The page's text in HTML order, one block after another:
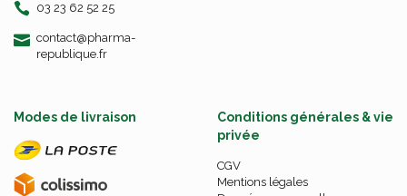
03 23 62 52 25
contact-
@-
pharma-
republique.fr
Modes de livraison
Conditions générales & vie
privée
CGV
Mentions légales